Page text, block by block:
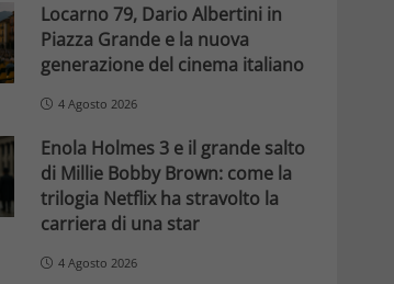
Locarno 79, Dario Albertini in
Piazza Grande e la nuova
generazione del cinema italiano
4 Agosto 2026
Enola Holmes 3 e il grande salto
di Millie Bobby Brown: come la
trilogia Netflix ha stravolto la
carriera di una star
4 Agosto 2026